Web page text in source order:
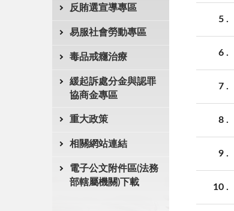
反賄選宣導專區
易服社會勞動專區
毒品戒癮治療
緩起訴處分金與認罪
協商金專區
重大政策
相關網站連結
電子公文附件區(法務
部轄屬機關)下載
5
6
7
8
9
10